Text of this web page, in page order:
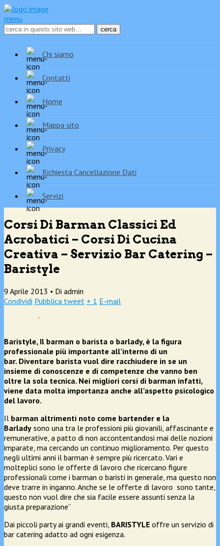
menu
Chi siamo
Contatti
Home
Mappa sito
Privacy
Richiesta Cancellazione Dati
Servizi
Corsi Di Barman Classici Ed
Acrobatici – Corsi Di Cucina
Creativa – Servizio Bar Catering –
Baristyle
9 Aprile 2013 • Di admin
Condividi Pubblica tweet + 1 E-mail
Baristyle, Il barman o barista o barlady, è la figura
professionale più importante all’interno di un
bar. Diventare barista vuol dire racchiudere in se un
insieme di conoscenze e di competenze che vanno ben
oltre la sola tecnica. Nei migliori corsi di barman infatti,
viene data molta importanza anche all’aspetto psicologico
del lavoro.
Il barman altrimenti noto come bartender e la
Barlady sono una tra le professioni più giovanili, affascinante e
remunerative, a patto di non accontentandosi mai delle nozioni
imparate, ma cercando un continuo miglioramento. Per questo
negli ultimi anni il barman è sempre più ricercato. Vari e
molteplici sono le offerte di lavoro che ricercano figure
professionali come i barman o baristi in generale, ma questo non
deve trarre in inganno. Anche se le offerte di lavoro sono tante,
questo non vuol dire che sia facile essere assunti senza la
giusta preparazione”
Dai piccoli party ai grandi eventi, BARISTYLE offre un servizio di
bar catering adatto ad ogni esigenza.